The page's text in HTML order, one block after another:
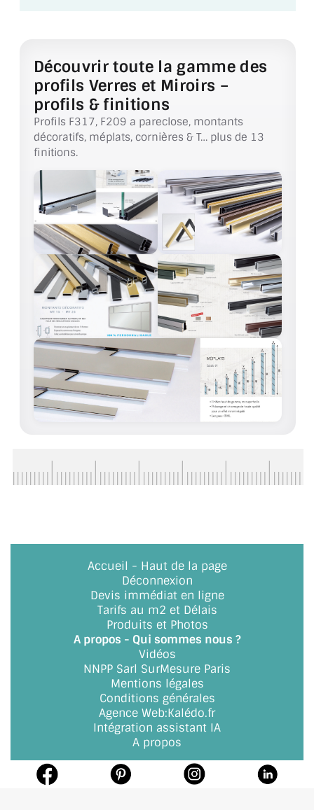
VERRE SUR MESURE
VERRE EXTRACLAIR
VERRE TREMPÉ (SÉCURIT)
PAROI DE DOUCHE
VERRE FEUILLETÉ
VERRE ANTI-REFLET
VERRE LAQUÉ/CRÉDENCE
VERRE FEUILLETÉ/TREMPÉ
DALLE DE SOL EN VERRE
PORTE EN VERRE
GARDE CORPS EN VERRE
VERRIÈRE TYPE ATELIER
PLEXIGLAS PMMA
LES FIXATIONS POUR MIROIR
LES PROFILS PAROI DE VERRE
VITRINE EN VERRE
CONNECTEURS ET ASSEMBLAGE DE VERRES
PLATS ET CORNIÈRES
BOUTONS ET POIGNÉES
Découvrir toute la gamme des
profils Verres et Miroirs –
profils & finitions
Profils F317, F209 a pareclose, montants
décoratifs, méplats, cornières & T… plus de 13
finitions.
Accueil - Haut de la page
Déconnexion
Devis immédiat en ligne
Tarifs au m2 et Délais
Produits et Photos
A propos - Qui sommes nous ?
Vidéos
NNPP Sarl SurMesure Paris
Mentions légales
Conditions générales
Agence Web:Kalédo.fr
Intégration assistant IA
A propos